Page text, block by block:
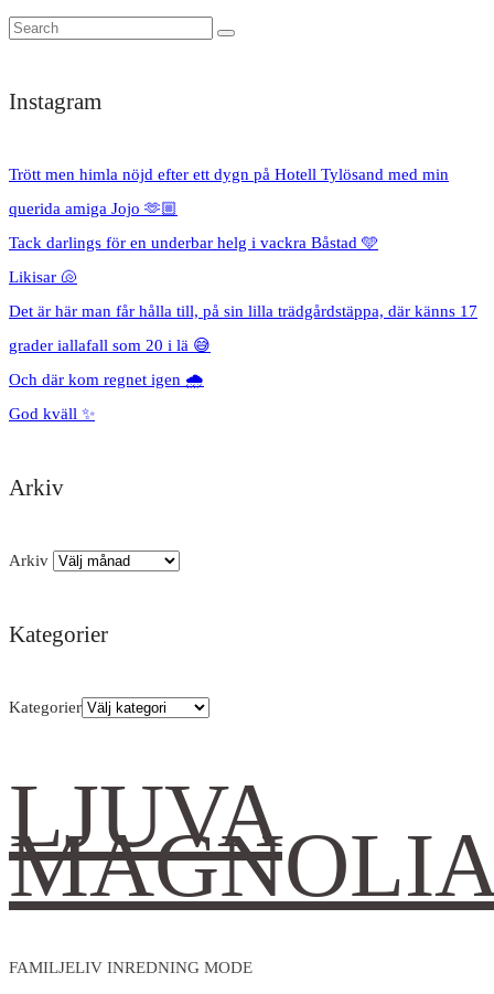
Instagram
Trött men himla nöjd efter ett dygn på Hotell Tylösand med min
querida amiga Jojo 🫶🏼
Tack darlings för en underbar helg i vackra Båstad 🩵
Likisar 🐚
Det är här man får hålla till, på sin lilla trädgårdstäppa, där känns 17
grader iallafall som 20 i lä 😅
Och där kom regnet igen 🌧️
God kväll ✨
Arkiv
Arkiv
Kategorier
Kategorier
LJUVA
FAMILJELIV INREDNING MODE